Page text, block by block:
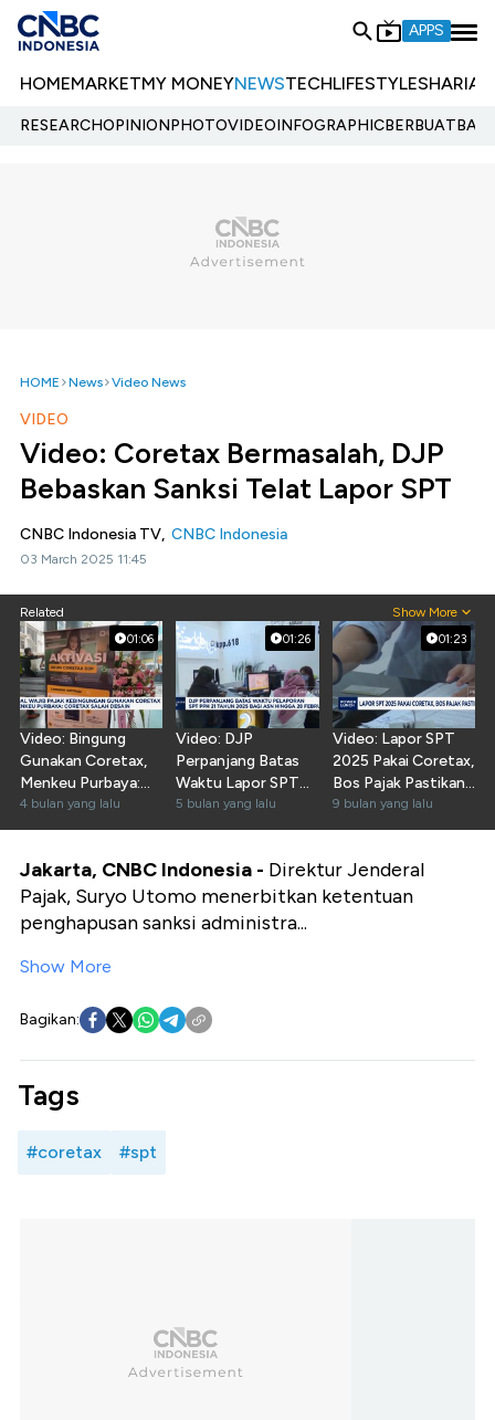
APPS
HOMEMARKETMY MONEYNEWSTECHLIFESTYLESHARIA
RESEARCHOPINIONPHOTOVIDEOINFOGRAPHIC
HOME News Video News
VIDEO
Video: Coretax Bermasalah, DJP
Bebaskan Sanksi Telat Lapor SPT
CNBC Indonesia TV, CNBC Indonesia
03 March 2025 11:45
Related Show More
01:06
Video: Bingung
Gunakan Coretax,
Menkeu Purbaya:
Coretax Salah
Desain
4 bulan yang lalu
01:26
Video: DJP
Perpanjang Batas
Waktu Lapor SPT
hingga 28 Februari
2026
5 bulan yang lalu
01:23
Video: Lapor SPT
2025 Pakai Coretax,
Bos Pajak Pastikan
Sistem Siap
9 bulan yang lalu
Jakarta, CNBC Indonesia - Direktur Jenderal
Pajak, Suryo Utomo menerbitkan ketentuan
penghapusan sanksi administra...
Show More
Bagikan:
Tags
#coretax #spt